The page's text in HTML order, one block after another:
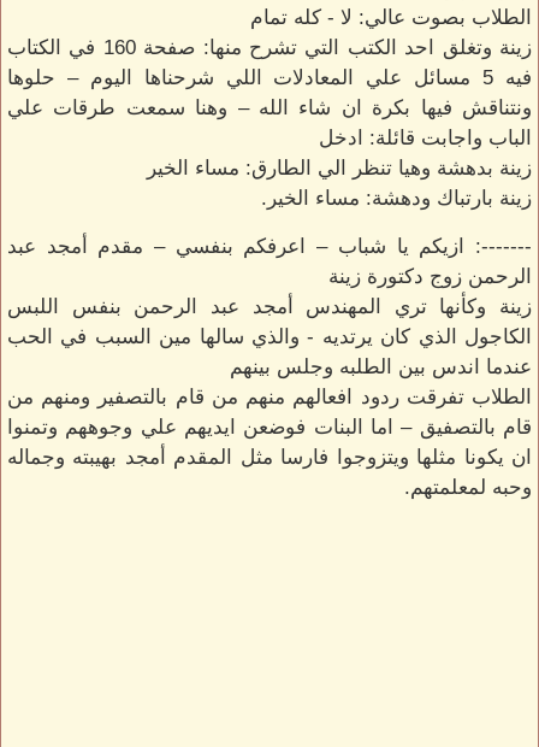
الطلاب بصوت عالي: لا - كله تمام
زينة وتغلق احد الكتب التي تشرح منها: صفحة 160 في الكتاب
فيه 5 مسائل علي المعادلات اللي شرحناها اليوم – حلوها
ونتناقش فيها بكرة ان شاء الله – وهنا سمعت طرقات علي
الباب واجابت قائلة: ادخل
زينة بدهشة وهيا تنظر الي الطارق: مساء الخير
زينة بارتباك ودهشة: مساء الخير.
-------: ازيكم يا شباب – اعرفكم بنفسي – مقدم أمجد عبد
الرحمن زوج دكتورة زينة
زينة وكأنها تري المهندس أمجد عبد الرحمن بنفس اللبس
الكاجول الذي كان يرتديه - والذي سالها مين السبب في الحب
عندما اندس بين الطلبه وجلس بينهم
الطلاب تفرقت ردود افعالهم منهم من قام بالتصفير ومنهم من
قام بالتصفيق – اما البنات فوضعن ايديهم علي وجوههم وتمنوا
ان يكونا مثلها ويتزوجوا فارسا مثل المقدم أمجد بهيبته وجماله
وحبه لمعلمتهم.